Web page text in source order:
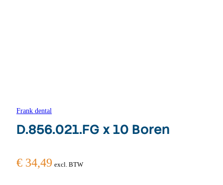
Frank dental
D.856.021.FG x 10 Boren
€ 34,49 excl. BTW